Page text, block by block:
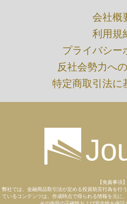
会社概
利用規
プライバシー
反社会勢力へ
特定商取引法に
【免責事項】
弊社では、金融商品取引法が定める投資助言行為を行
ているコンテンツは、作成時点で得られる情報を元に